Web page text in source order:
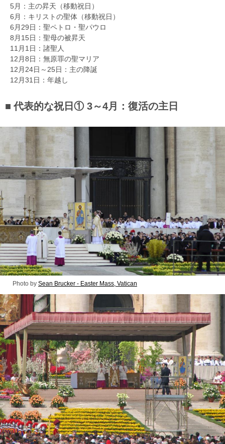
5月：主の昇天（移動祝日）
6月：キリストの聖体（移動祝日）
6月29日：聖ペトロ・聖パウロ
8月15日：聖母の被昇天
11月1日：諸聖人
12月8日：無原罪の聖マリア
12月24日～25日：主の降誕
12月31日：年越し
代表的な祝日① 3～4月：復活の主日
Photo by Sean Brucker - Easter Mass, Vatican